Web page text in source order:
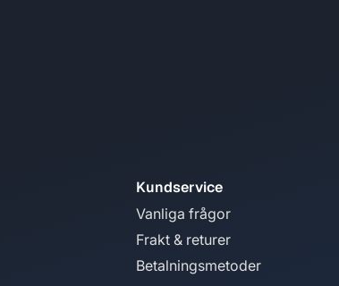
Kundservice
Vanliga frågor
Frakt & returer
Betalningsmetoder